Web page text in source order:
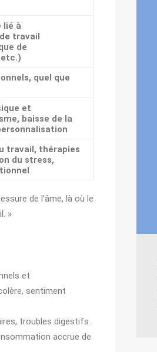
lié à
travail
de
quel que
et
baisse de la
travail, thérapies
du stress,
de l’âme, là où le
»
et
sentiment
troubles digestifs.
accrue de